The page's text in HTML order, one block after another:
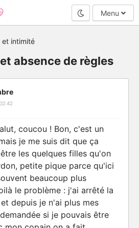
Mode nuit
Menu
et intimité
absence de règles
coucou ! Bon, c'est un
je me suis dit que ça
les quelques filles qu'on
petite pique parce qu'ici
beaucoup plus
le problème : j'ai arrêté la
depuis je n'ai plus mes
si je pouvais être